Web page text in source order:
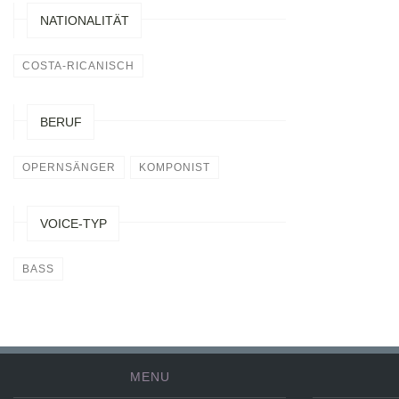
NATIONALITÄT
COSTA-RICANISCH
BERUF
OPERNSÄNGER KOMPONIST
VOICE-TYP
BASS
MENU